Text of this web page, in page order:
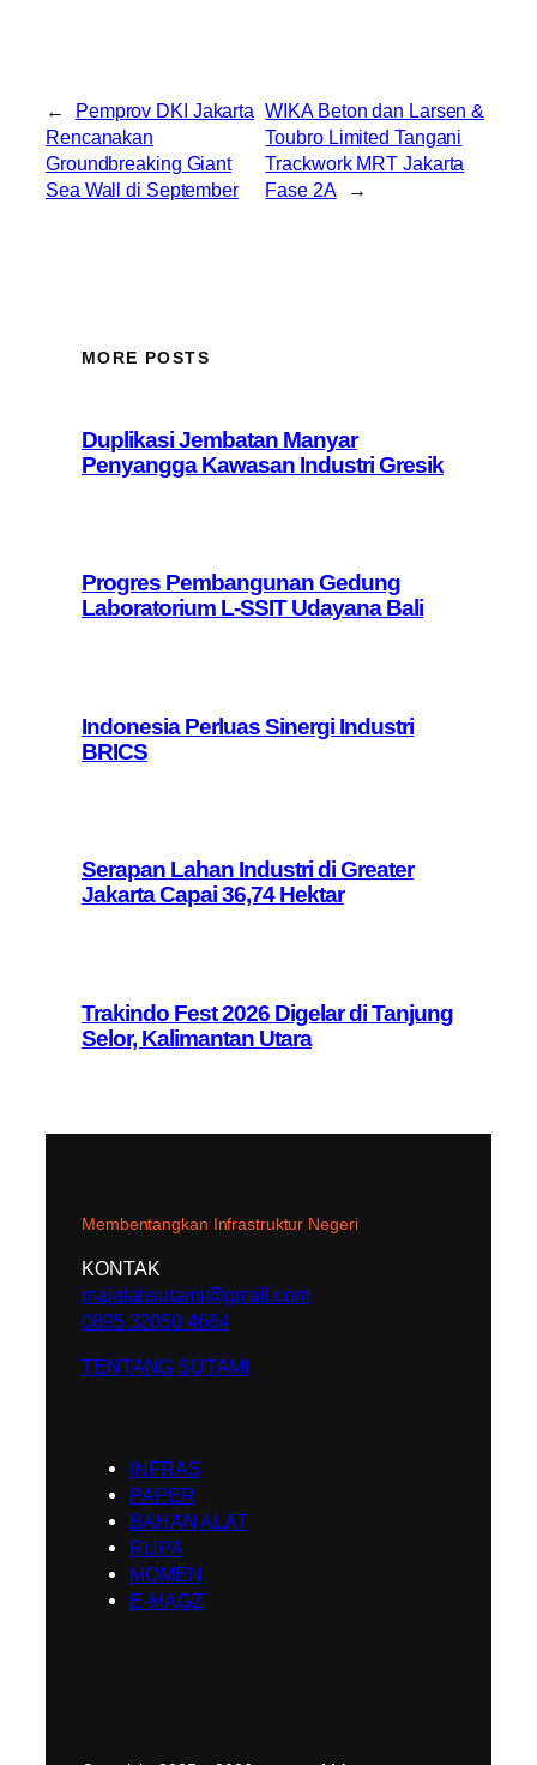
←
Pemprov DKI Jakarta
Rencanakan
Groundbreaking Giant
Sea Wall di September
WIKA Beton dan Larsen &
Toubro Limited Tangani
Trackwork MRT Jakarta
Fase 2A
→
MORE POSTS
Duplikasi Jembatan Manyar
Penyangga Kawasan Industri Gresik
Progres Pembangunan Gedung
Laboratorium L-SSIT Udayana Bali
Indonesia Perluas Sinergi Industri
BRICS
Serapan Lahan Industri di Greater
Jakarta Capai 36,74 Hektar
Trakindo Fest 2026 Digelar di Tanjung
Selor, Kalimantan Utara
Membentangkan Infrastruktur Negeri
KONTAK
majalahsutami@gmail.com
0895 32050 4664
TENTANG SUTAMI
INFRAS
PAPER
BAHAN ALAT
RUPA
MOMEN
E-MAGZ